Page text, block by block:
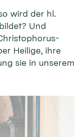
wird der hl.
Und
Heilige, ihre
sie in unserem